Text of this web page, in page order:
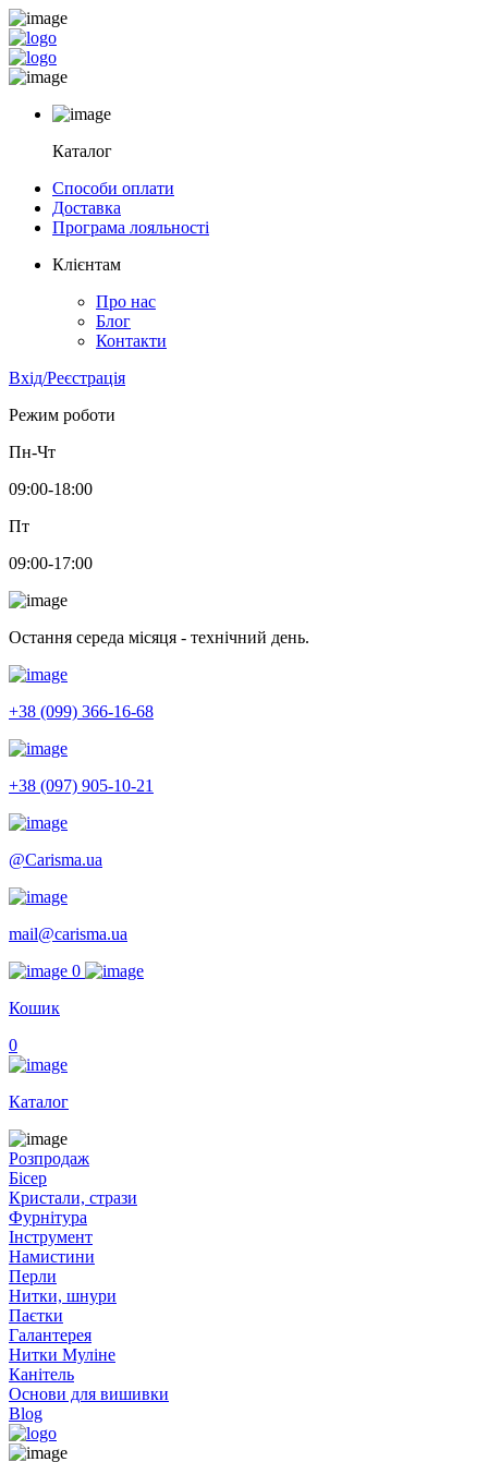
Каталог
Способи оплати
Доставка
Програма лояльності
Клієнтам
Про нас
Блог
Контакти
Вхід/Реєстрація
Режим роботи
Пн-Чт
09:00-18:00
Пт
09:00-17:00
Остання середа місяця - технічний день.
+38 (099) 366-16-68
+38 (097) 905-10-21
@Carisma.ua
mail@carisma.ua
0
Кошик
0
Каталог
Розпродаж
Бісер
Кристали, стрази
Фурнітура
Інструмент
Намистини
Перли
Нитки, шнури
Паєтки
Галантерея
Нитки Муліне
Канітель
Основи для вишивки
Blog